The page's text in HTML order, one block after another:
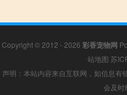
Copyright © 2012 - 2026 彩香宠物网
站地图 苏
声明：本站内容来自互联网，如信息
会及时